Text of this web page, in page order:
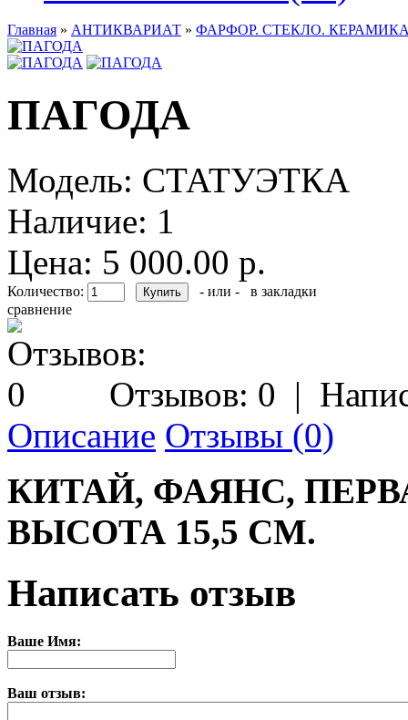
Главная » АНТИКВАРИАТ » ФАРФОР. СТЕКЛО.
ПАГОДА
Модель: СТАТУЭТКА
Наличие: 1
Цена: 5 000.00 р.
Количество: - или -
в закладки
сравнение
Отзывов: 0 |
Описание Отзывы (0)
КИТАЙ, ФАЯНС,
ВЫСОТА 15,5 СМ.
Написать отзыв
Ваше Имя:
Ваш отзыв: